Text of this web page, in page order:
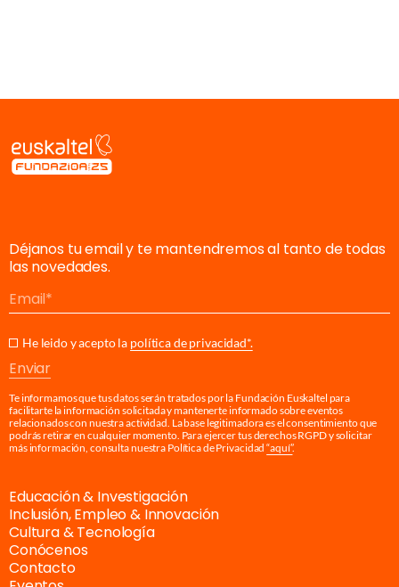
Educación & Investigación
Inclusión, Empleo & Innovación
Cultura & Tecnología
Conócenos
Contacto
Déjanos tu email y te mantendremos al tanto de todas
las novedades.
Email
He leido y acepto la política de privacidad*.
Enviar
Te informamos que tus datos serán tratados por la Fundación Euskaltel para
facilitarte la información solicitada y mantenerte informado sobre eventos
relacionados con nuestra actividad. La base legitimadora es el consentimiento que
podrás retirar en cualquier momento. Para ejercer tus derechos RGPD y solicitar
más información, consulta nuestra Política de Privacidad“aquí”.